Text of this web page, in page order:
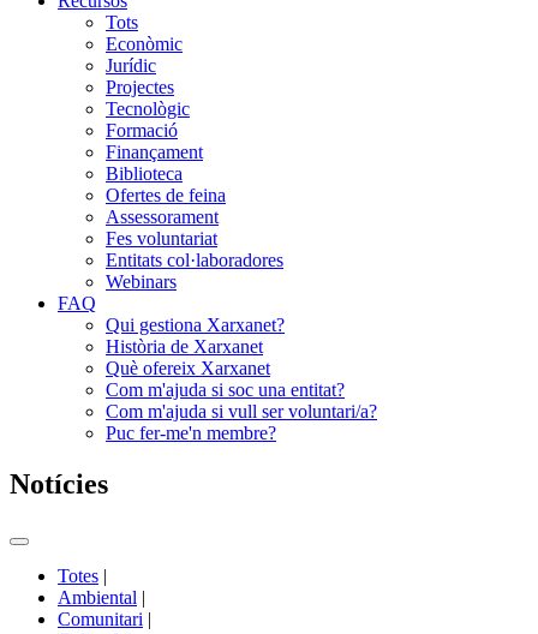
Tots
Econòmic
Jurídic
Projectes
Tecnològic
Formació
Finançament
Biblioteca
Ofertes de feina
Assessorament
Fes voluntariat
Entitats col·laboradores
Webinars
FAQ
Qui gestiona Xarxanet?
Història de Xarxanet
Què ofereix Xarxanet
Com m'ajuda si soc una entitat?
Com m'ajuda si vull ser voluntari/a?
Puc fer-me'n membre?
Notícies
Commutador
portals
Totes |
Ambiental |
Comunitari |